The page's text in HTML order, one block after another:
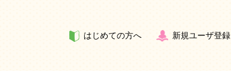
はじめての方へ 新規ユーザ登録